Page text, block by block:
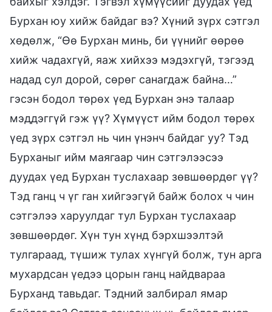
Бурхан юу хийж байдаг вэ? Хүний зүрх сэтгэл
хөдөлж, “Өө Бурхан минь, би үүнийг өөрөө
хийж чадахгүй, яаж хийхээ мэдэхгүй, тэгээд
надад сул дорой, сөрөг санагдаж байна…”
гэсэн бодол төрөх үед Бурхан энэ талаар
мэддэггүй гэж үү? Хүмүүст ийм бодол төрөх
үед зүрх сэтгэл нь чин үнэнч байдаг уу? Тэд
Бурханыг ийм маягаар чин сэтгэлээсээ
дуудах үед Бурхан туслахаар зөвшөөрдөг үү?
Тэд ганц ч үг ган хийгээгүй байж болох ч чин
сэтгэлээ харуулдаг тул Бурхан туслахаар
зөвшөөрдөг. Хүн тун хүнд бэрхшээлтэй
тулгараад, түшиж тулах хүнгүй болж, тун арга
мухардсан үедээ цорын ганц найдвараа
Бурханд тавьдаг. Тэдний залбирал ямар